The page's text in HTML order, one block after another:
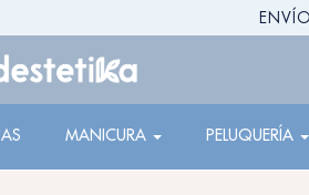
MANICURA PELUQUERÍA